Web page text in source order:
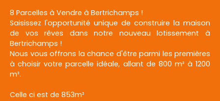
8 Parcelles à Vendre à Bertrichamps !
Saisissez l'opportunité unique de construire la maison
de vos rêves dans notre nouveau lotissement à
Bertrichamps !
Nous vous offrons la chance d'être parmi les premières
à choisir votre parcelle idéale, allant de 800 m² à 1200
m².
Celle ci est de 853m²